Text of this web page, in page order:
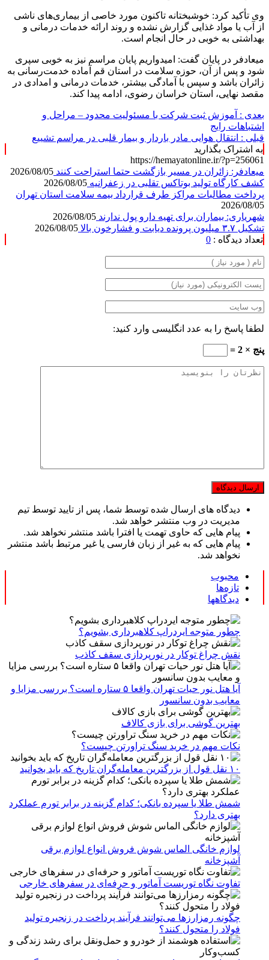
وی تأکید کرد: خوشبختانه تاکنون مورد خاصی از بیماری‌های ناشی
از آب یا مواد غذایی گزارش نشده و روند ارائه خدمات درمانی و
بهداشتی به خوبی در حال انجام است.
میعادفر در پایان گفت: امیدواریم پایان مراسم نیز به خوبی سپری
شود و پس از آن، حوزه سلامت در استان قم آماده خدمت‌رسانی به
زائران باشد و سپس با آمادگی بیشتر، خدمات درمانی و امدادی در
مقصد نهایی، استان خراسان رضوی، ادامه پیدا کند.
بعدی : آموزش ثبت شرکت با مسئولیت محدود – مراحل و
اشتباهات رایج
قبلی : انتقال هوایی مادر باردار و بیمار قلبی در مراسم تشییع
به اشتراک بگذارید
https://hemayatonline.ir/?p=256061
میعادفر: زائران در مسیر بازگشت حتما استراحت کنند 2026/08/05
کشف کارگاه تولید بوتاکس تقلبی در زعفرانیه 2026/08/05
پرداخت مطالبات مراکز طرف قرارداد بیمه سلامت استان تهران
2026/08/05
شهریاری: بیماران برای تهیه دارو پول ندارند 2026/08/05
تشکیل ۳.۷ میلیون پرونده دیابت و فشارخون بالا
2026/08/05
تعداد دیدگاه : 0
لطفا پاسخ را به عدد انگلیسی وارد کنید:
پنج × 2 =
دیدگاه های ارسال شده توسط شما، پس از تایید توسط تیم
مدیریت در وب منتشر خواهد شد.
پیام هایی که حاوی تهمت یا افترا باشد منتشر نخواهد شد.
پیام هایی که به غیر از زبان فارسی یا غیر مرتبط باشد منتشر
نخواهد شد.
محبوب
تازه‌ها
دیدگاهها
چطور متوجه ایردراپ کلاهبرداری بشویم؟
نقش چراغ توکار در نورپردازی سقف کاذب
آیا هتل نور حیات تهران واقعا ۵ ستاره است؟ بررسی مزایا و
معایب بدون سانسور
بهترین گوشی برای بازی کالاف
نکات مهم در خرید سنگ تراورتن چیست؟
۱۰ نقل قول از بزرگترین معامله‌گران تاریخ که باید بخوانید
شمش طلا یا سپرده بانکی؛ کدام گزینه در برابر تورم عملکرد
بهتری دارد؟
لوازم خانگی الماس شوش فروش انواع لوازم برقی
آشپزخانه
تفاوت نگاه توریست آماتور و حرفه‌ای در سفرهای خارجی
چگونه رمزارزها می‌توانند فرآیند پرداخت در زنجیره تولید
فولاد را متحول کنند؟